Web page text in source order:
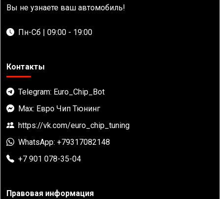
Вы не узнаете ваш автомобиль!
Пн-Сб | 09:00 - 19:00
Контакты
Telegram: Euro_Chip_Bot
Max: Евро Чип Тюнинг
https://vk.com/euro_chip_tuning
WhatsApp: +79317082148
+7 901 078-35-04
Правовая информация